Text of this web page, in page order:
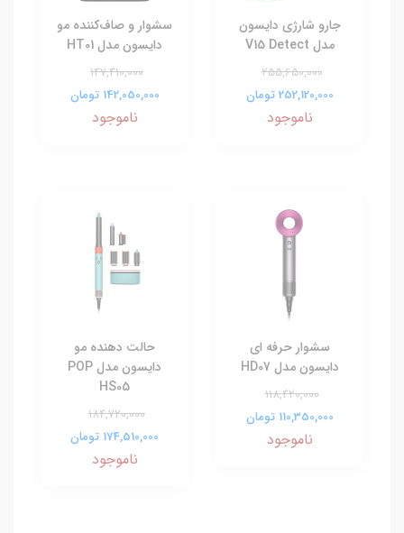
جارو شارژی دایسون
مدل V15 Detect
255,650,000
252,120,000 تومان
ناموجود
سشوار و صاف‌کننده مو
دایسون مدل HT01
147,410,000
142,050,000 تومان
ناموجود
سشوار حرفه ای
دایسون مدل HD07
118,420,000
110,350,000 تومان
ناموجود
حالت دهنده مو
دایسون مدل POP
HS05
184,720,000
174,510,000 تومان
ناموجود